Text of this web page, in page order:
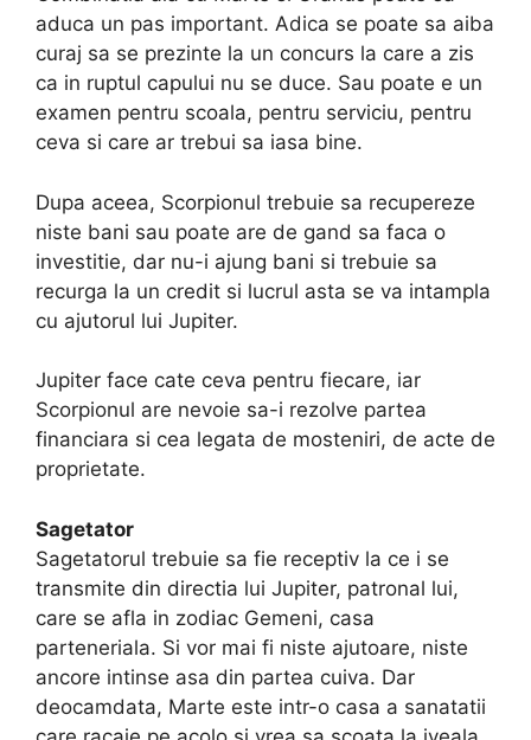
aduca un pas important. Adica se poate sa aiba
curaj sa se prezinte la un concurs la care a zis
ca in ruptul capului nu se duce. Sau poate e un
examen pentru scoala, pentru serviciu, pentru
ceva si care ar trebui sa iasa bine.
Dupa aceea, Scorpionul trebuie sa recupereze
niste bani sau poate are de gand sa faca o
investitie, dar nu-i ajung bani si trebuie sa
recurga la un credit si lucrul asta se va intampla
cu ajutorul lui Jupiter.
Jupiter face cate ceva pentru fiecare, iar
Scorpionul are nevoie sa-i rezolve partea
financiara si cea legata de mosteniri, de acte de
proprietate.
Sagetator
Sagetatorul trebuie sa fie receptiv la ce i se
transmite din directia lui Jupiter, patronal lui,
care se afla in zodiac Gemeni, casa
parteneriala. Si vor mai fi niste ajutoare, niste
ancore intinse asa din partea cuiva. Dar
deocamdata, Marte este intr-o casa a sanatatii